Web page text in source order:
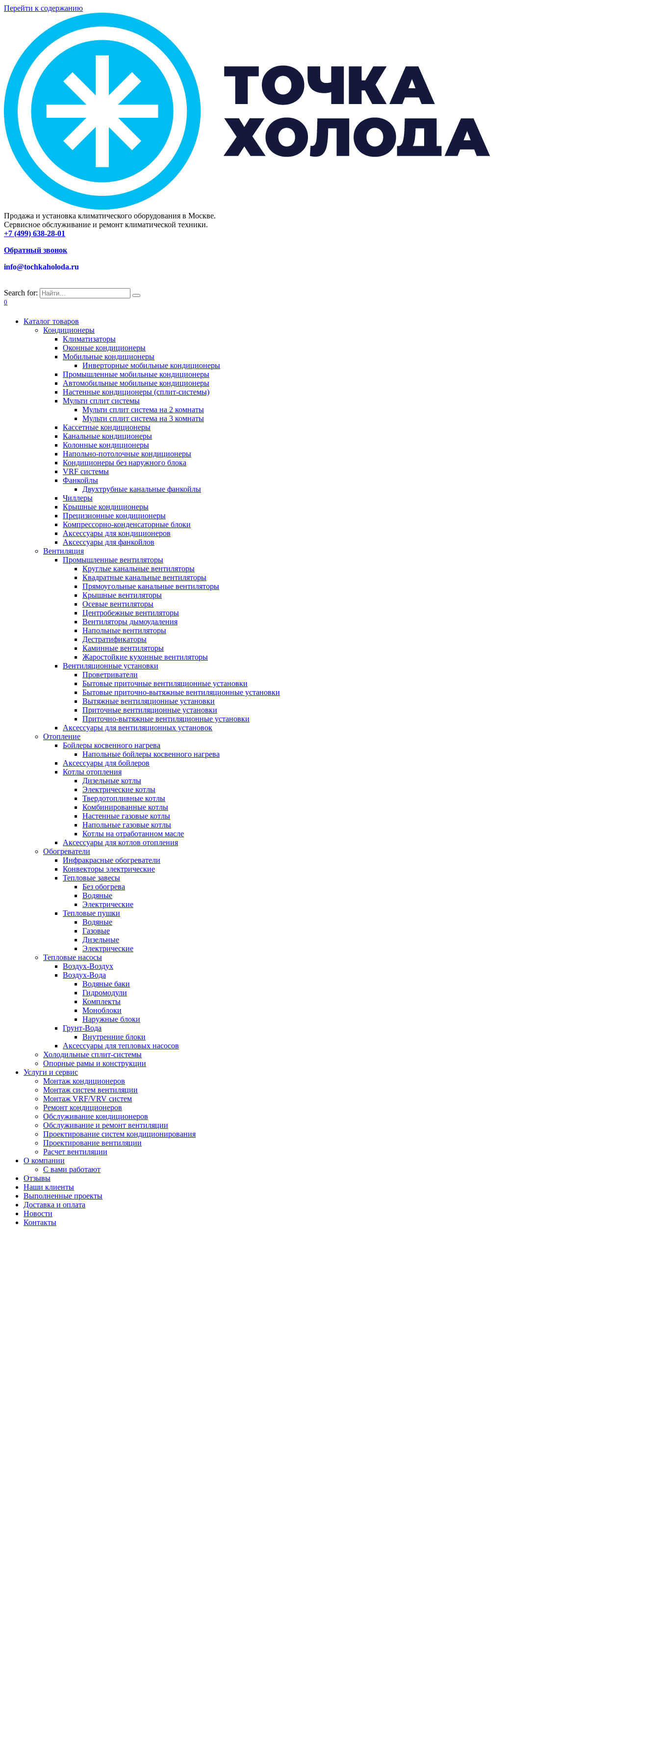
Перейти к содержанию
Продажа и установка климатического оборудования в Москве.
Сервисное обслуживание и ремонт климатической техники.
+7 (499) 638-28-01
Обратный звонок
info@tochkaholoda.ru
Search for:
0
Каталог товаров
Кондиционеры
Климатизаторы
Оконные кондиционеры
Мобильные кондиционеры
Инверторные мобильные кондиционеры
Промышленные мобильные кондиционеры
Автомобильные мобильные кондиционеры
Настенные кондиционеры (сплит-системы)
Мульти сплит системы
Мульти сплит система на 2 комнаты
Мульти сплит система на 3 комнаты
Кассетные кондиционеры
Канальные кондиционеры
Колонные кондиционеры
Напольно-потолочные кондиционеры
Кондиционеры без наружного блока
VRF системы
Фанкойлы
Двухтрубные канальные фанкойлы
Чиллеры
Крышные кондиционеры
Прецизионные кондиционеры
Компрессорно-конденсаторные блоки
Аксессуары для кондиционеров
Аксессуары для фанкойлов
Вентиляция
Промышленные вентиляторы
Круглые канальные вентиляторы
Квадратные канальные вентиляторы
Прямоугольные канальные вентиляторы
Крышные вентиляторы
Осевые вентиляторы
Центробежные вентиляторы
Вентиляторы дымоудаления
Напольные вентиляторы
Дестратификаторы
Каминные вентиляторы
Жаростойкие кухонные вентиляторы
Вентиляционные установки
Проветриватели
Бытовые приточные вентиляционные установки
Бытовые приточно-вытяжные вентиляционные установки
Вытяжные вентиляционные установки
Приточные вентиляционные установки
Приточно-вытяжные вентиляционные установки
Аксессуары для вентиляционных установок
Отопление
Бойлеры косвенного нагрева
Напольные бойлеры косвенного нагрева
Аксессуары для бойлеров
Котлы отопления
Дизельные котлы
Электрические котлы
Твердотопливные котлы
Комбинированные котлы
Настенные газовые котлы
Напольные газовые котлы
Котлы на отработанном масле
Аксессуары для котлов отопления
Обогреватели
Инфракрасные обогреватели
Конвекторы электрические
Тепловые завесы
Без обогрева
Водяные
Электрические
Тепловые пушки
Водяные
Газовые
Дизельные
Электрические
Тепловые насосы
Воздух-Воздух
Воздух-Вода
Водяные баки
Гидромодули
Комплекты
Моноблоки
Наружные блоки
Грунт-Вода
Внутренние блоки
Аксессуары для тепловых насосов
Холодильные сплит-системы
Опорные рамы и конструкции
Услуги и сервис
Монтаж кондиционеров
Монтаж систем вентиляции
Монтаж VRF/VRV систем
Ремонт кондиционеров
Обслуживание кондиционеров
Обслуживание и ремонт вентиляции
Проектирование систем кондиционирования
Проектирование вентиляции
Расчет вентиляции
О компании
С вами работают
Отзывы
Наши клиенты
Выполненные проекты
Доставка и оплата
Новости
Контакты